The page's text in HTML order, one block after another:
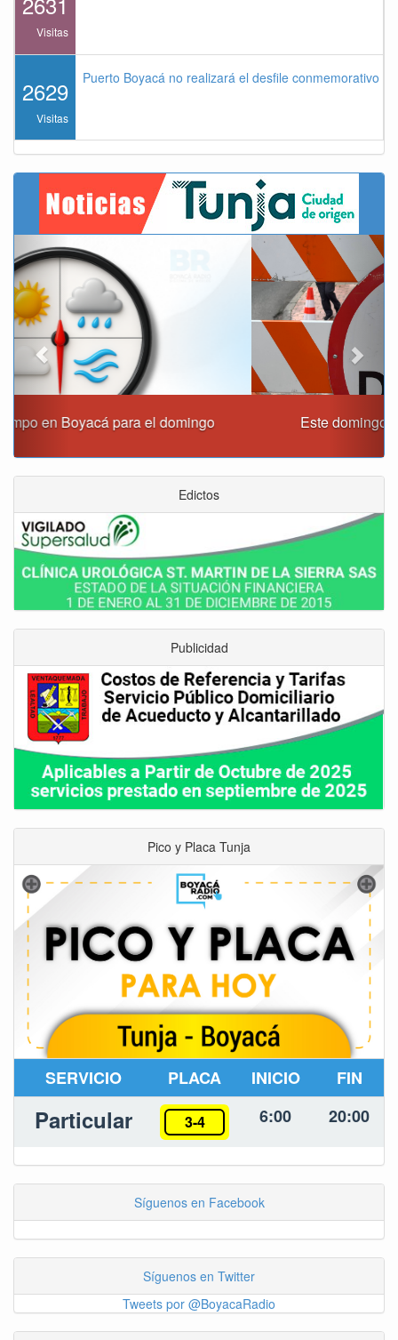
Visitas
2629
Visitas
Puerto Boyacá no realizará el desfile conmemorativo
Este domingo habrá cierres viales en Tunja
Previous Next
Edictos
Publicidad
Pico y Placa Tunja
SERVICIO PLACA INICIO FIN
Particular 3-4 6:00 20:00
Síguenos en Facebook
Síguenos en Twitter
Tweets por @BoyacaRadio